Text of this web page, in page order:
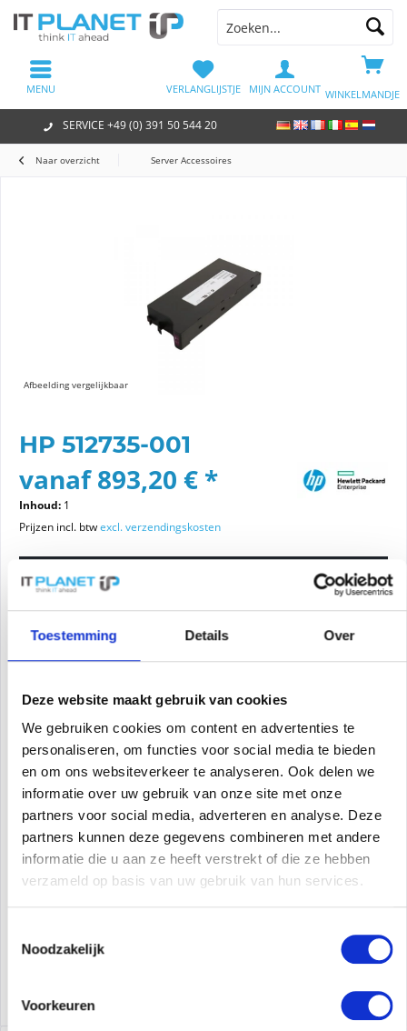
Toestemming Details Over
Deze website maakt gebruik van cookies
We gebruiken cookies om content en advertenties te
personaliseren, om functies voor social media te bieden
en om ons websiteverkeer te analyseren. Ook delen we
informatie over uw gebruik van onze site met onze
partners voor social media, adverteren en analyse. Deze
partners kunnen deze gegevens combineren met andere
informatie die u aan ze heeft verstrekt of die ze hebben
verzameld op basis van uw gebruik van hun services.
Noodzakelijk
Voorkeuren
SERVICE +49 (0) 391 50 544 20
WINKELMANDJE
VERLANGLIJSTJE MIJN ACCOUNT
MENU
Naar overzicht Server Accessoires
Afbeelding vergelijkbaar
HP 512735-001
vanaf 893,20 € *
Inhoud: 1
Prijzen incl. btwexcl. verzendingskosten
Staat van het item
In het winkelmandje
VRAAG PRIJS AAN
Onthouden Offerte aanvragen
Fabrikant Nr: 512735-001